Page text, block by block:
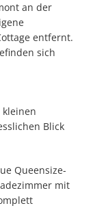
an der
entfernt.
sich
kleinen
Blick
Queensize-
mit